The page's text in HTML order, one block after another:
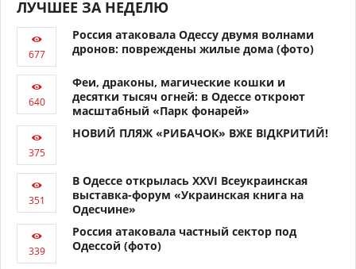
ЛУЧШЕЕ ЗА НЕДЕЛЮ
Россия атаковала Одессу двумя волнами
дронов: повреждены жилые дома (фото)
Феи, драконы, магические кошки и
десятки тысяч огней: в Одессе откроют
масштабный «Парк фонарей»
НОВИЙ ПЛЯЖ «РИБАЧОК» ВЖЕ ВІДКРИТИЙ!
В Одессе открылась XXVI Всеукраинская
выставка-форум «Украинская книга на
Одесчине»
Россия атаковала частный сектор под
Одессой (фото)